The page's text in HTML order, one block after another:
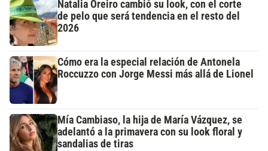
Natalia Oreiro cambió su look, con el corte
de pelo que será tendencia en el resto del
2026
Cómo era la especial relación de Antonela
Roccuzzo con Jorge Messi más allá de Lionel
Mía Cambiaso, la hija de María Vázquez, se
adelantó a la primavera con su look floral y
sandalias de tiras